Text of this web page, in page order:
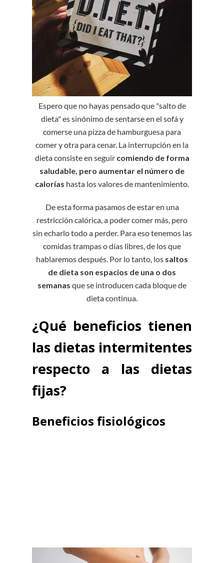
Espero que no hayas pensado que "salto de
dieta" es sinónimo de sentarse en el sofá y
comerse una pizza de hamburguesa para
comer y otra para cenar. La interrupción en la
dieta consiste en seguir comiendo de forma
saludable, pero aumentar el número de
calorías hasta los valores de mantenimiento.
De esta forma pasamos de estar en una
restricción calórica, a poder comer más, pero
sin echarlo todo a perder. Para eso tenemos las
comidas trampas o días libres, de los que
hablaremos después. Por lo tanto, los saltos
de dieta son espacios de una o dos
semanas que se introducen cada bloque de
dieta continua.
¿Qué beneficios tienen
las dietas intermitentes
respecto a las dietas
fijas?
Beneficios fisiológicos